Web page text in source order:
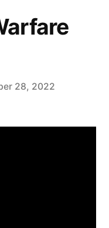
28, 2022